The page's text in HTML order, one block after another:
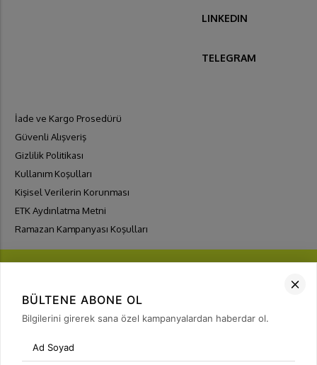
LINKEDIN
TELEGRAM
İade ve Kargo Prosedürü
Güvenli Alışveriş
Gizlilik Politikası
Kullanım Koşulları
Kişisel Verilerin Korunması
ETK Aydınlatma Metni
Ramazan Kampanyası Koşulları
FIRSATLARIYAKALA
Bülten Üyeliği
BÜLTENE ABONE OL
Bilgilerini girerek sana özel kampanyalardan haberdar ol.